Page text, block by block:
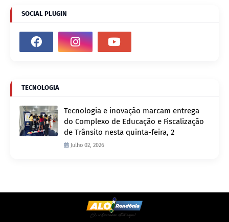
SOCIAL PLUGIN
TECNOLOGIA
Tecnologia e inovação marcam entrega
do Complexo de Educação e Fiscalização
de Trânsito nesta quinta-feira, 2
Julho 02, 2026